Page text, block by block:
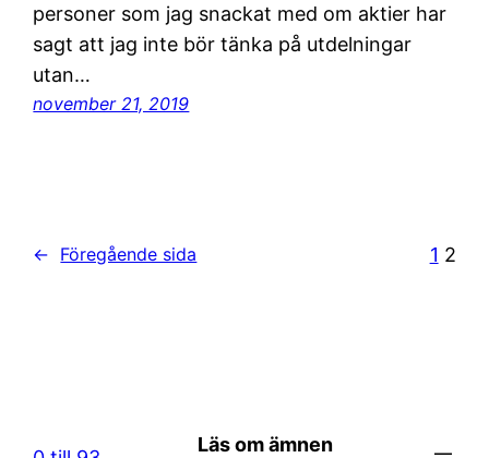
personer som jag snackat med om aktier har
sagt att jag inte bör tänka på utdelningar
utan…
november 21, 2019
← Föregående sida 1 2
Läs om ämnen